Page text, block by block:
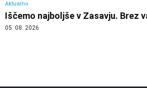
Aktualno
Iščemo najboljše v Zasavju. Brez
05. 08. 2026